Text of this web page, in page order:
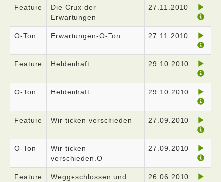
Feature
Die Crux der
Erwartungen
27.11.2010
O-Ton Erwartungen-O-Ton 27.11.2010
Feature Heldenhaft 29.10.2010
O-Ton Heldenhaft 29.10.2010
Feature Wir ticken verschieden 27.09.2010
O-Ton
Wir ticken
verschieden.O
27.09.2010
Feature
Weggeschlossen und
26.06.2010